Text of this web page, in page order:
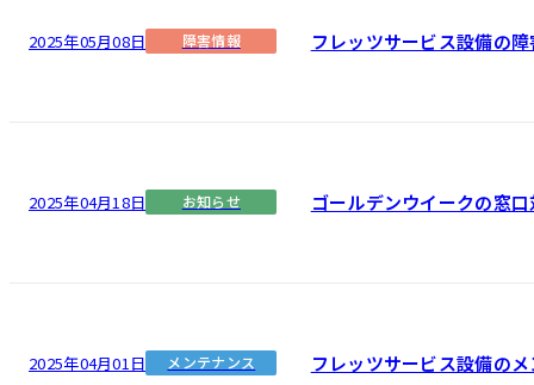
2025年05月08日 障害情報 フレッツサービス設備の障
2025年04月18日 お知らせ ゴールデンウイークの窓
2025年04月01日 メンテナンス フレッツサービス設備の